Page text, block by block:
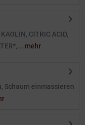
CITRIC ACID,
mehr
Schaum einmassieren